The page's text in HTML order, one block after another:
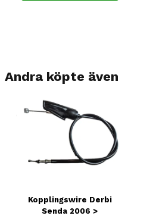
Andra köpte även
Kopplingswire Derbi
Senda 2006 >